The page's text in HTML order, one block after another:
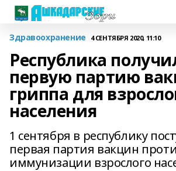
Здравоохранение 4 СЕНТЯБРЯ 2020, 11:10
Республика
первую партию
гриппа для
населения
1 сентября в республику
первая партия вакцин
иммунизации взрослого